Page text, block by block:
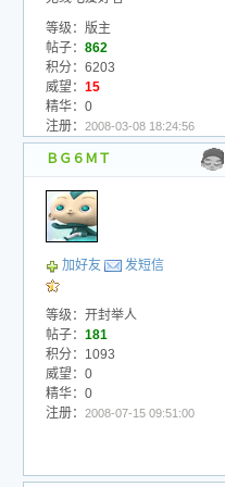
等级：版主
帖子： 862
积分：6203
威望： 15
精华：0
注册：
2008-03-08 18:24:56
ＢＧ６ＭＴ
加好友 发短信
等级：开封举人
帖子： 181
积分：1093
威望：0
精华：0
注册：
2008-07-15 09:51:00